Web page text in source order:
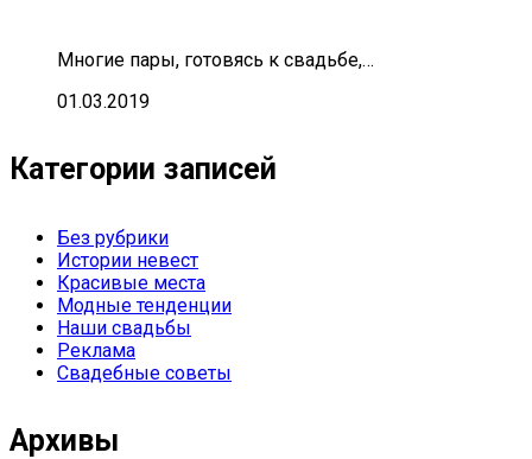
Многие пары, готовясь к свадьбе,…
01.03.2019
Категории записей
Без рубрики
Истории невест
Красивые места
Модные тенденции
Наши свадьбы
Реклама
Свадебные советы
Архивы